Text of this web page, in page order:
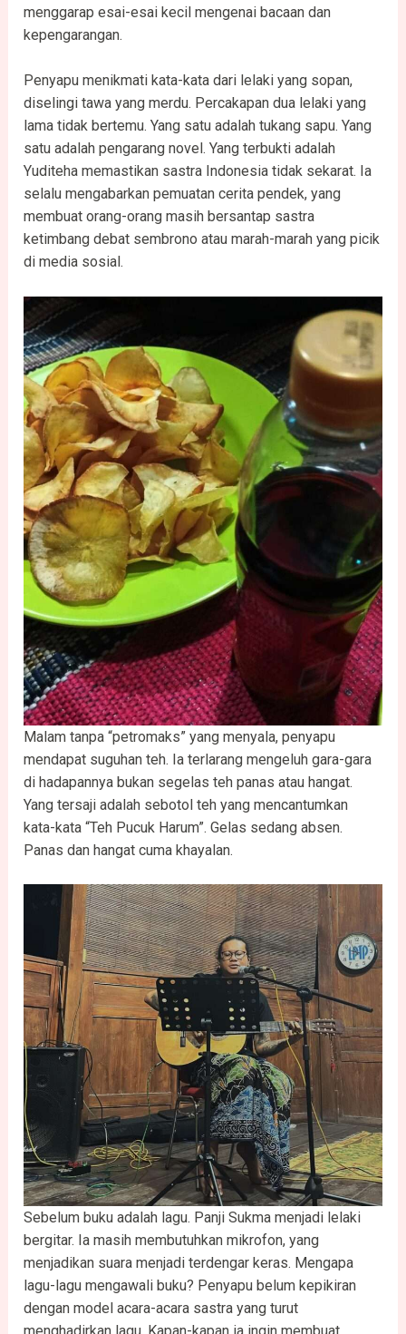
menggarap esai-esai kecil mengenai bacaan dan
kepengarangan.
Penyapu menikmati kata-kata dari lelaki yang sopan,
diselingi tawa yang merdu. Percakapan dua lelaki yang
lama tidak bertemu. Yang satu adalah tukang sapu. Yang
satu adalah pengarang novel. Yang terbukti adalah
Yuditeha memastikan sastra Indonesia tidak sekarat. Ia
selalu mengabarkan pemuatan cerita pendek, yang
membuat orang-orang masih bersantap sastra
ketimbang debat sembrono atau marah-marah yang picik
di media sosial.
Malam tanpa “petromaks” yang menyala, penyapu
mendapat suguhan teh. Ia terlarang mengeluh gara-gara
di hadapannya bukan segelas teh panas atau hangat.
Yang tersaji adalah sebotol teh yang mencantumkan
kata-kata “Teh Pucuk Harum”. Gelas sedang absen.
Panas dan hangat cuma khayalan.
Sebelum buku adalah lagu. Panji Sukma menjadi lelaki
bergitar. Ia masih membutuhkan mikrofon, yang
menjadikan suara menjadi terdengar keras. Mengapa
lagu-lagu mengawali buku? Penyapu belum kepikiran
dengan model acara-acara sastra yang turut